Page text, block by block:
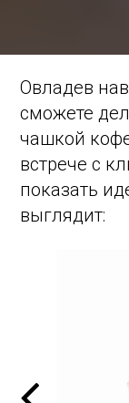
Овладев
сможете
чашкой
встрече с
показать
выглядит: